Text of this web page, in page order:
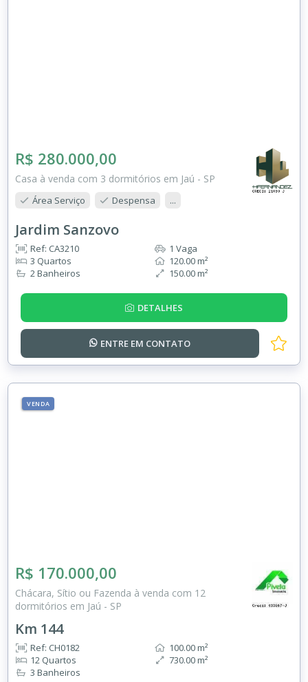
R$ 280.000,00
Casa à venda com 3 dormitórios em Jaú - SP
Área Serviço Despensa ...
Jardim Sanzovo
Ref: CA3210
3 Quartos
2 Banheiros
1 Vaga
120.00 m²
150.00 m²
DETALHES
ENTRE EM CONTATO
VENDA
R$ 170.000,00
Chácara, Sítio ou Fazenda à venda com 12
dormitórios em Jaú - SP
Km 144
Ref: CH0182
12 Quartos
3 Banheiros
100.00 m²
730.00 m²